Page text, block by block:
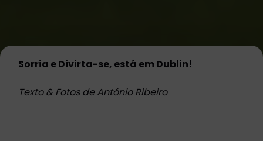
Sorria e Divirta-se, está em Dublin!
Texto & Fotos de António Ribeiro